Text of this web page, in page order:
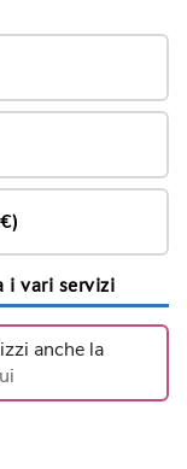
i vari servizi
anche la